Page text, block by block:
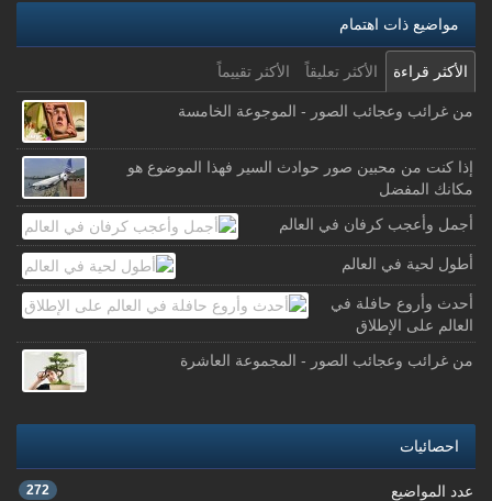
مواضيع ذات اهتمام
الأكثر قراءة الأكثر تعليقاً الأكثر تقييماً
من غرائب وعجائب الصور - الموجوعة الخامسة
إذا كنت من محبين صور حوادث السير فهذا الموضوع هو
مكانك المفضل
أجمل وأعجب كرفان في العالم
أطول لحية في العالم
أحدث وأروع حافلة في
العالم على الإطلاق
من غرائب وعجائب الصور - المجموعة العاشرة
احصائيات
عدد المواضيع 272